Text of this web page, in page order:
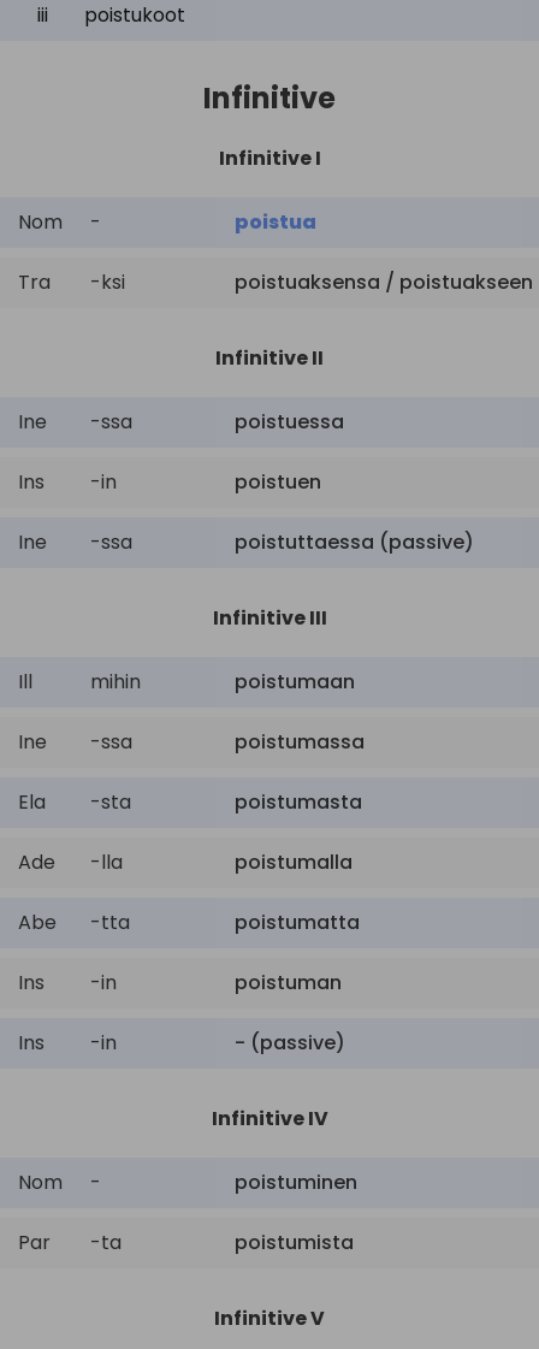
iii
poistukoot
Infinitive
Infinitive I
Nom - poistua
Tra -ksi poistuaksensa / poistuakseen
Infinitive II
Ine -ssa poistuessa
Ins -in poistuen
Ine -ssa poistuttaessa (passive)
Infinitive III
Ill mihin poistumaan
Ine -ssa poistumassa
Ela -sta poistumasta
Ade -lla poistumalla
Abe -tta poistumatta
Ins -in poistuman
Ins -in - (passive)
Infinitive IV
Nom - poistuminen
Par -ta poistumista
Infinitive V